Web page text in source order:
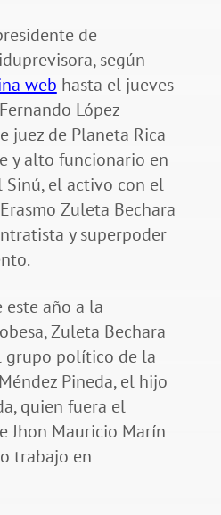
de
según
web hasta el jueves
López
juez de Planeta Rica
y alto funcionario en
el activo con el
Zuleta Bechara
y superpoder
este año a la
Zuleta Bechara
grupo político de la
Pineda, el hijo
quien fuera el
Jhon Mauricio Marín
trabajo en